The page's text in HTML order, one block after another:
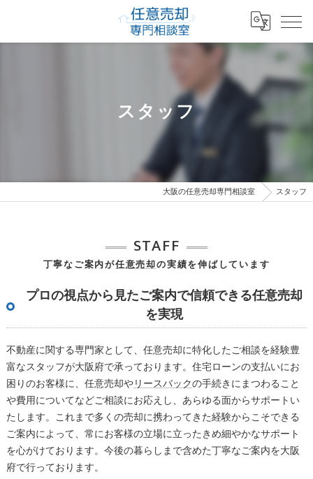
スタッフ
大阪の任意売却専門相談室 スタッフ
丁寧なご案内が任意売却の実績を伸ばしています
STAFF
プロの視点から見たご案内で信頼できる任意売却
を実現
不動産に関する専門家として、任意売却に特化したご相談を経験豊
富なスタッフが大阪府で承っております。住宅ローンの支払いにお
困りのお客様に、任意売却やリースバックの手続きにまつわること
や費用についてなどご相談にお応えし、あらゆる面からサポートい
たします。これまで多くの売却に携わってきた経験からこそできる
ご案内によって、常にお客様の立場に立ったきめ細やかなサポート
を心がけております。今後の暮らしまで含めた丁寧なご案内を大阪
府で行っております。